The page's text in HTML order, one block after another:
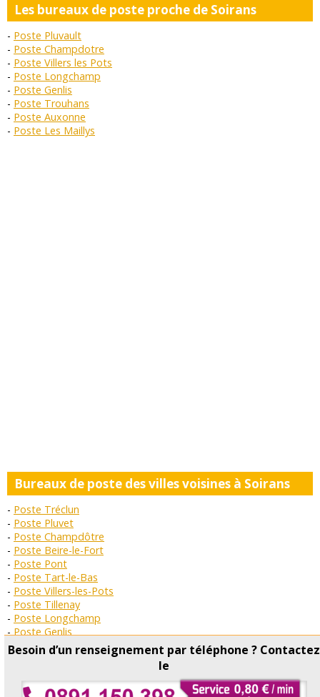
Besoin d’un renseignement par téléphone ? Contactez
le
Les bureaux de poste proche de Soirans
Poste Pluvault
Poste Champdotre
Poste Villers les Pots
Poste Longchamp
Poste Genlis
Poste Trouhans
Poste Auxonne
Poste Les Maillys
Bureaux de poste des villes voisines à Soirans
Poste Tréclun
Poste Pluvet
Poste Champdôtre
Poste Beire-le-Fort
Poste Pont
Poste Tart-le-Bas
Poste Villers-les-Pots
Poste Tillenay
Poste Longchamp
Poste Genlis
Poste Labergement-Foigney
Poste Magny-Montarlot
Copyright © Horaire Poste 2026 Tous droits réservés -Contact